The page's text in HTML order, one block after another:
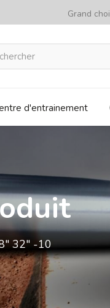
Grand
d'entrainement
32" -10